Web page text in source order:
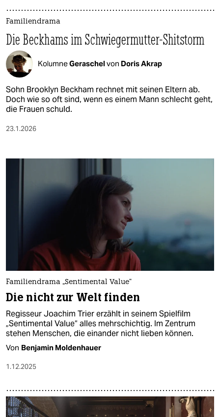
Familiendrama
Die Beckhams im Schwiegermutter­-Shitstorm
KolumneGeraschelvon Doris Akrap
Sohn Brooklyn Beckham rechnet mit seinen Eltern ab.
Doch wie so oft sind, wenn es einem Mann schlecht geht,
die Frauen schuld.
23.1.2026
Familiendrama „Sentimental Value“
Die nicht zur Welt finden
Regisseur Joachim Trier erzählt in seinem Spielfilm
„Sentimental Value“ alles mehrschichtig. Im Zentrum
stehen Menschen, die einander nicht lieben können.
Von Benjamin Moldenhauer
1.12.2025